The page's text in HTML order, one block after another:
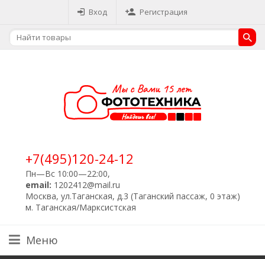
Вход Регистрация
+7(495)120-24-12
Пн—Вс 10:00—22:00,
email: 1202412@mail.ru
Москва, ул.Таганская, д.3 (Таганский пассаж, 0 этаж)
м. Таганская/Марксистская
Меню